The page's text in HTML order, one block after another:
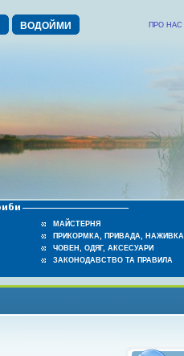
ВОДОЙМИ ПРО НАС
МАЙСТЕРНЯ
ПРИКОРМКА, ПРИВАДА, НАЖИВКА
ЧОВЕН, ОДЯГ, АКСЕСУАРИ
ЗАКОНОДАВСТВО ТА ПРАВИЛА